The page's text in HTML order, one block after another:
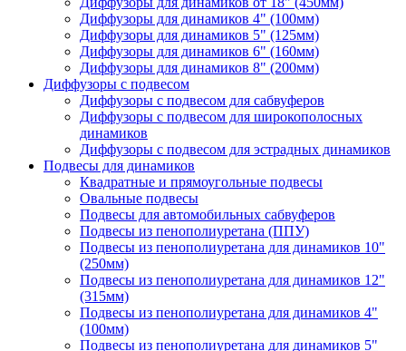
Диффузоры для динамиков 4" (100мм)
Диффузоры для динамиков 5" (125мм)
Диффузоры для динамиков 6" (160мм)
Диффузоры для динамиков 8" (200мм)
Диффузоры с подвесом
Диффузоры с подвесом для сабвуферов
Диффузоры с подвесом для широкополосных
динамиков
Диффузоры с подвесом для эстрадных динамиков
Подвесы для динамиков
Квадратные и прямоугольные подвесы
Овальные подвесы
Подвесы для автомобильных сабвуферов
Подвесы из пенополиуретана (ППУ)
Подвесы из пенополиуретана для динамиков 10"
(250мм)
Подвесы из пенополиуретана для динамиков 12"
(315мм)
Подвесы из пенополиуретана для динамиков 4"
(100мм)
Подвесы из пенополиуретана для динамиков 5"